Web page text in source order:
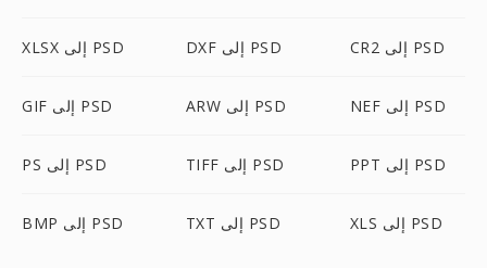
XLSX إلى PSD DXF إلى PSD CR2 إلى PSD
GIF إلى PSD ARW إلى PSD NEF إلى PSD
PS إلى PSD TIFF إلى PSD PPT إلى PSD
BMP إلى PSD TXT إلى PSD XLS إلى PSD